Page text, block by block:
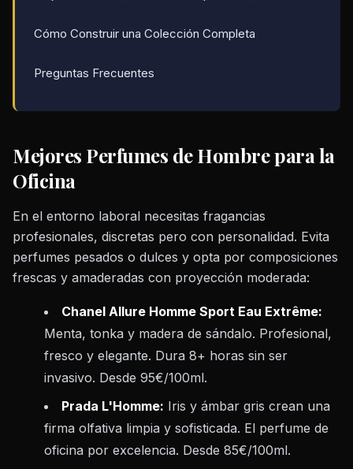
Cómo Construir una Colección Completa
Preguntas Frecuentes
Mejores Perfumes de Hombre para la
Oficina
En el entorno laboral necesitas fragancias
profesionales, discretas pero con personalidad. Evita
perfumes pesados o dulces y opta por composiciones
frescas y amaderadas con proyección moderada:
Chanel Allure Homme Sport Eau Extrême:
Menta, tonka y madera de sándalo. Profesional,
fresco y elegante. Dura 8+ horas sin ser
invasivo. Desde 95€/100ml.
Prada L'Homme: Iris y ámbar gris crean una
firma olfativa limpia y sofisticada. El perfume de
oficina por excelencia. Desde 85€/100ml.